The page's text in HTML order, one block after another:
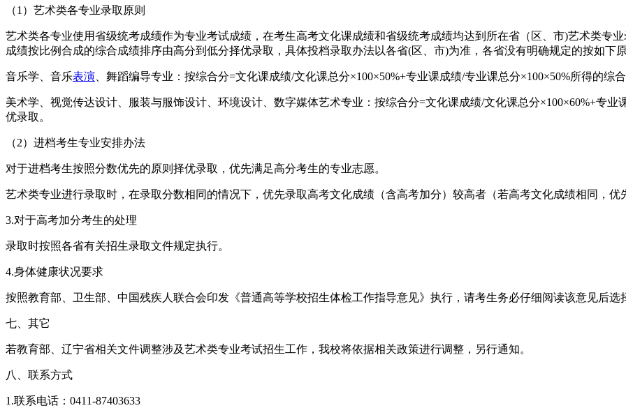
（1）艺术类各专业录取原则
艺术类各专业使用省级统考成绩作为专业考试成绩，在考生高考文化课成绩和省级统考成绩均达到所在省（区、市)艺术类专
成绩按比例合成的综合成绩排序由高分到低分择优录取，具体投档录取办法以各省(区、市)为准，各省没有明确规定的按如下
音乐学、音乐表演 、舞蹈编导专业：按综合分=文化课成绩/文化课总分×100×50%+专业课成绩/专业课总分×100×50%所得的综
美术学、视觉传达设计、服装与服饰设计、环境设计、数字媒体艺术专业：按综合分=文化课成绩/文化课总分×100×60%+专
优录取。
（2）进档考生专业安排办法
对于进档考生按照分数优先的原则择优录取，优先满足高分考生的专业志愿。
艺术类专业进行录取时，在录取分数相同的情况下，优先录取高考文化成绩（含高考加分）较高者（若高考文化成绩相同，优
3.对于高考加分考生的处理
录取时按照各省有关招生录取文件规定执行。
4.身体健康状况要求
按照教育部、卫生部、中国残疾人联合会印发《普通高等学校招生体检工作指导意见》执行，请考生务必仔细阅读该意见后选
七、其它
若教育部、辽宁省相关文件调整涉及艺术类专业考试招生工作，我校将依据相关政策进行调整，另行通知。
八、联系方式
1.联系电话：0411-87403633